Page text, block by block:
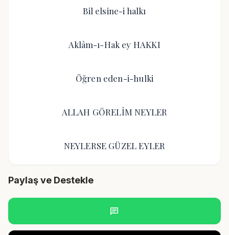
Bil elsine-i halkı
Aklâm-ı-Hak ey HAKKI
Öğren eden-i-hulki
ALLAH GÖRELİM NEYLER
NEYLERSE GÜZEL EYLER
Paylaş ve Destekle
chat